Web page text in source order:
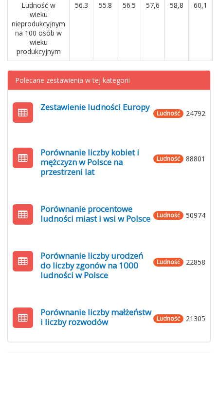
Ludność w
wieku
nieprodukcyjnym
na 100 osób w
wieku
produkcyjnym
56.3 55.8 56.5 57,6 58,8 60,1
Polecane zestawienia w tej kategorii
24792
Ludność
Zestawienie ludności Europy
88801
Ludność
Porównanie liczby kobiet i
mężczyzn w Polsce na
przestrzeni lat
50974
Ludność
Porównanie procentowe
ludności miast i wsi w Polsce
22858
Ludność
Porównanie liczby urodzeń
do liczby zgonów na 1000
ludności w Polsce
21305
Ludność
Porównanie liczby małżeństw
i liczby rozwodów